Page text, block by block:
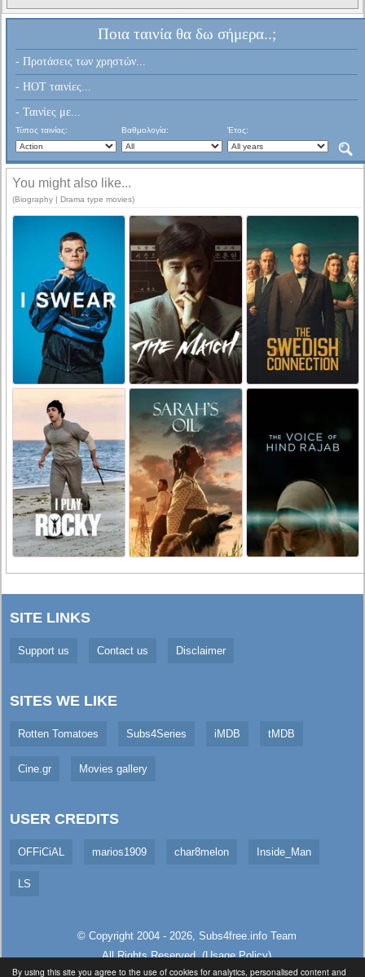
By using this site you agree to the use of cookies for analytics, personalised content and
Ποια ταινία θα δω σήμερα..;
- Προτάσεις των χρηστών...
- HOT ταινίες...
- Ταινίες με...
Τύπος ταινίας: Βαθμολογία: Έτος:
You might also like...
(Biography | Drama type movies)
SITE LINKS
Support us Contact us Disclaimer
SITES WE LIKE
Rotten Tomatoes Subs4Series iMDB tMDB
Cine.gr Movies gallery
USER CREDITS
OFFiCiAL marios1909 char8melon Inside_Man
LS
© Copyright 2004 - 2026, Subs4free.infoTeam
All Rights Reserved. (Usage Policy)